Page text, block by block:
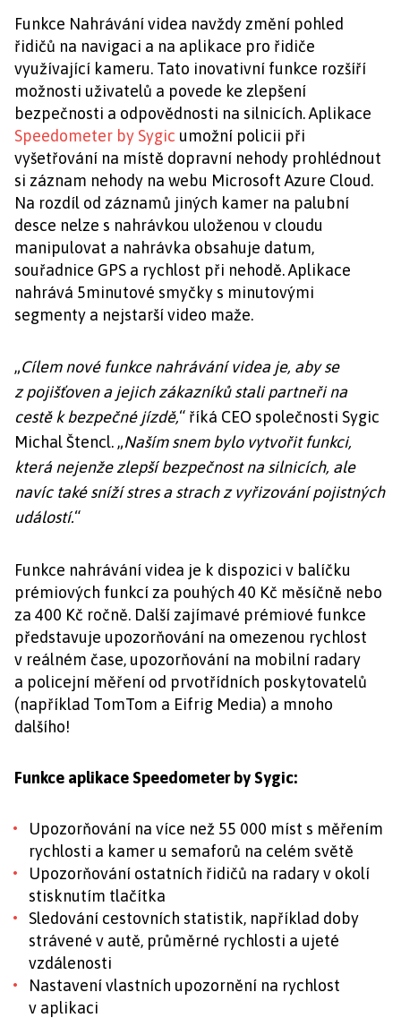
Funkce Nahrávání videa navždy změní pohled
řidičů na navigaci a na aplikace pro řidiče
využívající kameru. Tato inovativní funkce rozšíří
možnosti uživatelů a povede ke zlepšení
bezpečnosti a odpovědnosti na silnicích. Aplikace
Speedometer by Sygic umožní policii při
vyšetřování na místě dopravní nehody prohlédnout
si záznam nehody na webu Microsoft Azure Cloud.
Na rozdíl od záznamů jiných kamer na palubní
desce nelze s nahrávkou uloženou v cloudu
manipulovat a nahrávka obsahuje datum,
souřadnice GPS a rychlost při nehodě. Aplikace
nahrává 5minutové smyčky s minutovými
segmenty a nejstarší video maže.
„Cílem nové funkce nahrávání videa je, aby se
z pojišťoven a jejich zákazníků stali partneři na
cestě k bezpečné jízdě,“ říká CEO společnosti Sygic
Michal Štencl. „Naším snem bylo vytvořit funkci,
která nejenže zlepší bezpečnost na silnicích, ale
navíc také sníží stres a strach z vyřizování pojistných
událostí.“
Funkce nahrávání videa je k dispozici v balíčku
prémiových funkcí za pouhých 40 Kč měsíčně nebo
za 400 Kč ročně. Další zajímavé prémiové funkce
představuje upozorňování na omezenou rychlost
v reálném čase, upozorňování na mobilní radary
a policejní měření od prvotřídních poskytovatelů
(například TomTom a Eifrig Media) a mnoho
dalšího!
Funkce aplikace Speedometer by Sygic:
Upozorňování na více než 55 000 míst s měřením
rychlosti a kamer u semaforů na celém světě
Upozorňování ostatních řidičů na radary v okolí
stisknutím tlačítka
Sledování cestovních statistik, například doby
strávené v autě, průměrné rychlosti a ujeté
vzdálenosti
Nastavení vlastních upozornění na rychlost
v aplikaci